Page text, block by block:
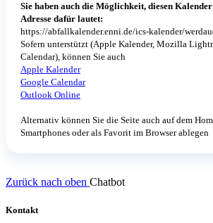
Sie haben auch die Möglichkeit, diesen
Adresse dafür lautet:
https://abfallkalender.enni.de/ics-kalender/
Sofern unterstützt (Apple Kalender, Mozilla
Calendar), können Sie auch
Apple Kalender
Google Calendar
Outlook Online
Alternativ können Sie die Seite auch auf dem
Smartphones oder als Favorit im Browser ablegen
Zurück nach oben Chatbot
Kontakt